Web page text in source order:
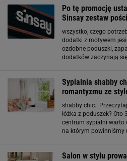
Po tę promocję
Sinsay zestaw
wszystko, czego
dodatki z motywem
ozdobne poduszki,
dodatków zaczynają
Sypialnia shabby
romantyzmu ze
shabby chic.
łóżka z poduszek? Oto
centrum sypialni warto
na którym powinniśmy
Salon w stylu